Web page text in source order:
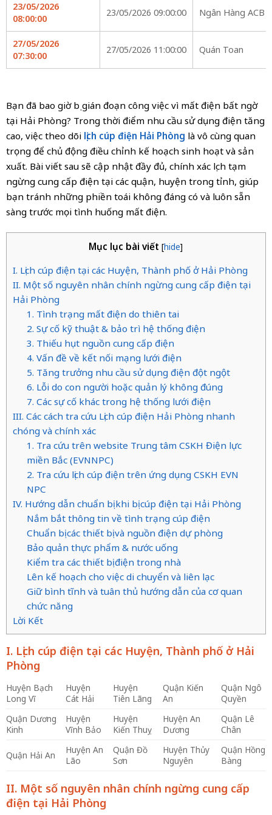
23/05/2026
08:00:00
23/05/2026 09:00:00 Ngân Hàng ACB
27/05/2026
07:30:00
27/05/2026 11:00:00 Quán Toan
Bạn đã bao giờ bị gián đoạn công việc vì mất điện bất ngờ
tại Hải Phòng? Trong thời điểm nhu cầu sử dụng điện tăng
cao, việc theo dõi lịch cúp điện Hải Phòng là vô cùng quan
trọng để chủ động điều chỉnh kế hoạch sinh hoạt và sản
xuất. Bài viết sau sẽ cập nhật đầy đủ, chính xác lịch tạm
ngừng cung cấp điện tại các quận, huyện trong tỉnh, giúp
bạn tránh những phiền toái không đáng có và luôn sẵn
sàng trước mọi tình huống mất điện.
Mục lục bài viết [hide]
I. Lịch cúp điện tại các Huyện, Thành phố ở Hải Phòng
II. Một số nguyên nhân chính ngừng cung cấp điện tại
Hải Phòng
1. Tình trạng mất điện do thiên tai
2. Sự cố kỹ thuật & bảo trì hệ thống điện
3. Thiếu hụt nguồn cung cấp điện
4. Vấn đề về kết nối mạng lưới điện
5. Tăng trưởng nhu cầu sử dụng điện đột ngột
6. Lỗi do con người hoặc quản lý không đúng
7. Các sự cố khác trong hệ thống lưới điện
III. Các cách tra cứu Lịch cúp điện Hải Phòng nhanh
chóng và chính xác
1. Tra cứu trên website Trung tâm CSKH Điện lực
miền Bắc (EVNNPC)
2. Tra cứu lịch cúp điện trên ứng dụng CSKH EVN
NPC
IV. Hướng dẫn chuẩn bị khi bị cúp điện tại Hải Phòng
Nắm bắt thông tin về tình trạng cúp điện
Chuẩn bị các thiết bị và nguồn điện dự phòng
Bảo quản thực phẩm & nước uống
Kiểm tra các thiết bị điện trong nhà
Lên kế hoạch cho việc di chuyển và liên lạc
Giữ bình tĩnh và tuân thủ hướng dẫn của cơ quan
chức năng
Lời Kết
I. Lịch cúp điện tại các Huyện, Thành phố ở Hải
Phòng
Huyện Bạch
Long Vĩ
Huyện
Cát Hải
Huyện
Tiên Lãng
Quận Kiến
An
Quận Ngô
Quyền
Quận Dương
Kinh
Huyện
Vĩnh Bảo
Huyện
Kiến Thuỵ
Huyện An
Dương
Quận Lê
Chân
Quận Hải An
Huyện An
Lão
Quận Đồ
Sơn
Huyện Thủy
Nguyên
Quận Hồng
Bàng
II. Một số nguyên nhân chính ngừng cung cấp
điện tại Hải Phòng